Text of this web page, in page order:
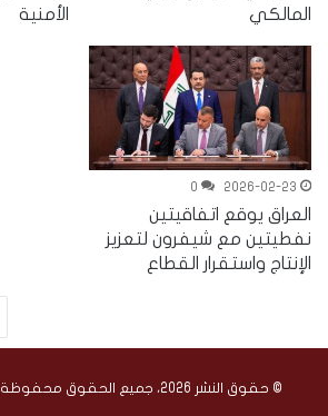
المالكي
الأمنية
2026-02-23
0
العراق يوقع اتفاقيتين
نفطيتين مع شيفرون لتعزيز
الإنتاج واستقرار القطاع